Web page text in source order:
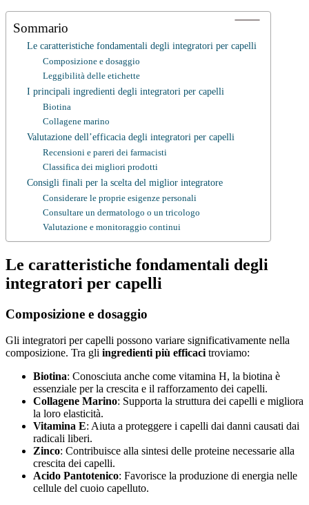
Sommario
Le caratteristiche fondamentali degli integratori per capelli
Composizione e dosaggio
Leggibilità delle etichette
I principali ingredienti degli integratori per capelli
Biotina
Collagene marino
Valutazione dell’efficacia degli integratori per capelli
Recensioni e pareri dei farmacisti
Classifica dei migliori prodotti
Consigli finali per la scelta del miglior integratore
Considerare le proprie esigenze personali
Consultare un dermatologo o un tricologo
Valutazione e monitoraggio continui
Le caratteristiche fondamentali degli
integratori per capelli
Composizione e dosaggio
Gli integratori per capelli possono variare significativamente nella
composizione. Tra gli ingredienti più efficaci troviamo:
Biotina: Conosciuta anche come vitamina H, la biotina è
essenziale per la crescita e il rafforzamento dei capelli.
Collagene Marino: Supporta la struttura dei capelli e migliora
la loro elasticità.
Vitamina E: Aiuta a proteggere i capelli dai danni causati dai
radicali liberi.
Zinco: Contribuisce alla sintesi delle proteine necessarie alla
crescita dei capelli.
Acido Pantotenico: Favorisce la produzione di energia nelle
cellule del cuoio capelluto.